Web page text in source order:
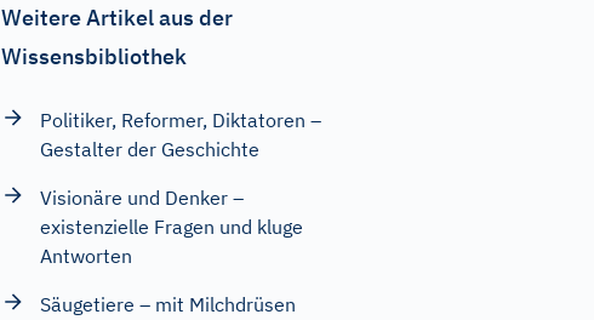
Weitere Artikel aus der
Wissensbibliothek
Politiker, Reformer, Diktatoren –
Gestalter der Geschichte
Visionäre und Denker –
existenzielle Fragen und kluge
Antworten
Säugetiere – mit Milchdrüsen